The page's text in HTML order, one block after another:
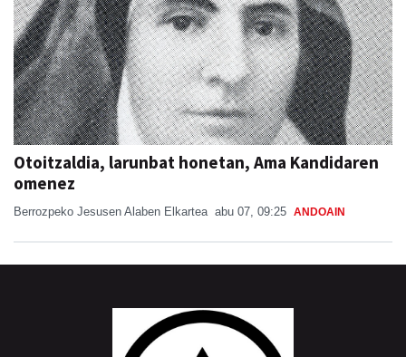
Otoitzaldia, larunbat honetan, Ama Kandidaren
omenez
Berrozpeko Jesusen Alaben Elkartea abu 07, 09:25 ANDOAIN